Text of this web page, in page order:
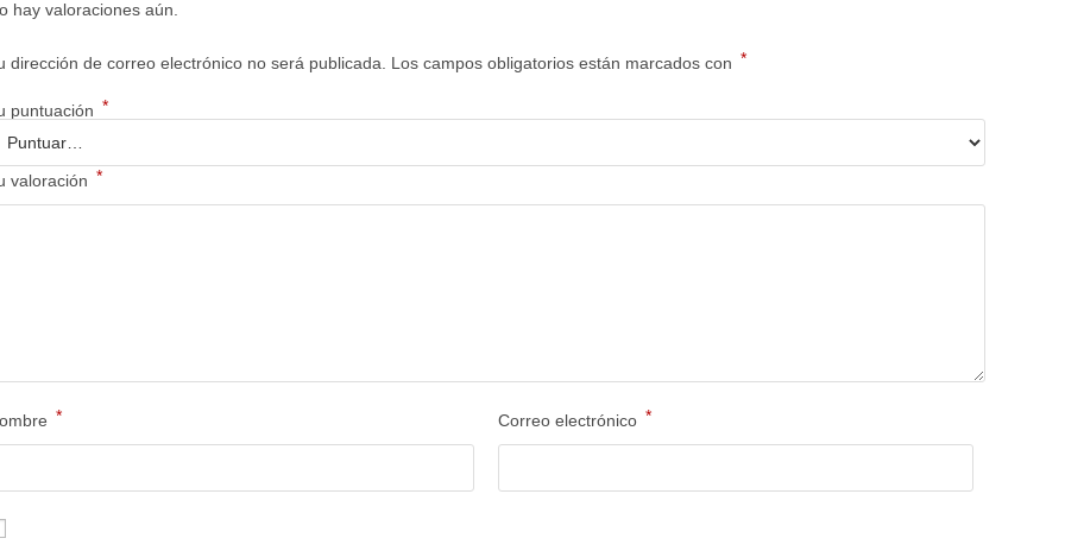
hay valoraciones aún.
dirección de correo electrónico no será publicada. Los campos obligatorios están marcados con *
puntuación *
valoración *
* Correo electrónico *